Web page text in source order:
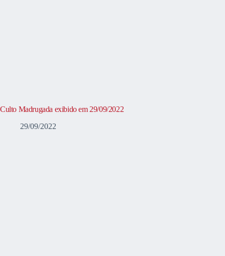
Culto Madrugada exibido em 29/09/2022
29/09/2022